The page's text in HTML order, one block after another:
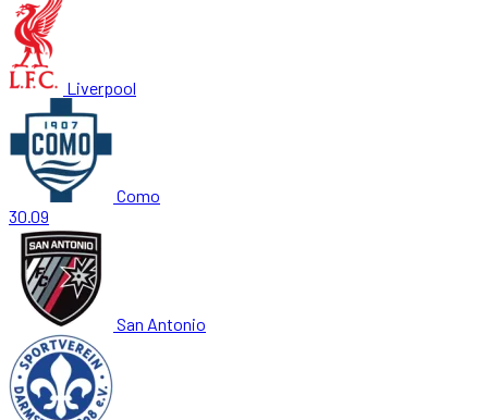
Liverpool
Como
30.09
San Antonio